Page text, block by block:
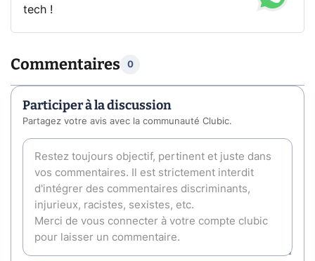
tech !
Commentaires 0
Participer à la discussion
Partagez votre avis avec la communauté Clubic.